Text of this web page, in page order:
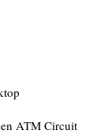
ATM Circuit